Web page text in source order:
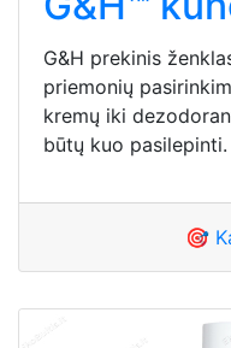
G&H prekinis
priemonių
kremų iki
būtų kuo pasilepinti.
🎯